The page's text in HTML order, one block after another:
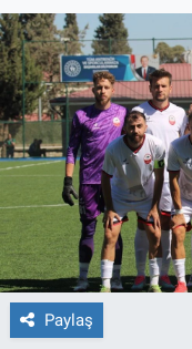
Paylaş
Sağlık
TEKNOLOJİ
Dünya
İlçeler
MAGAZİN
Bilim, Teknoloji
Haber Arşivi